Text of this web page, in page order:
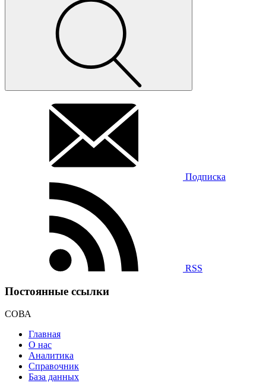
Подписка
RSS
Постоянные ссылки
СОВА
Главная
О нас
Аналитика
Справочник
База данных